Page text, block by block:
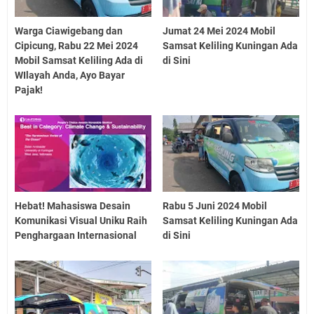
Warga Ciawigebang dan
Cipicung, Rabu 22 Mei 2024
Mobil Samsat Keliling Ada di
WIlayah Anda, Ayo Bayar
Pajak!
Jumat 24 Mei 2024 Mobil
Samsat Keliling Kuningan Ada
di Sini
Hebat! Mahasiswa Desain
Komunikasi Visual Uniku Raih
Penghargaan Internasional
Rabu 5 Juni 2024 Mobil
Samsat Keliling Kuningan Ada
di Sini